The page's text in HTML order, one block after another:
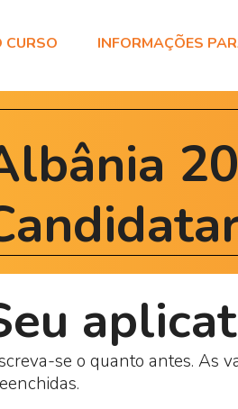
CURSO INFORMAÇÕES
se o quanto antes. As